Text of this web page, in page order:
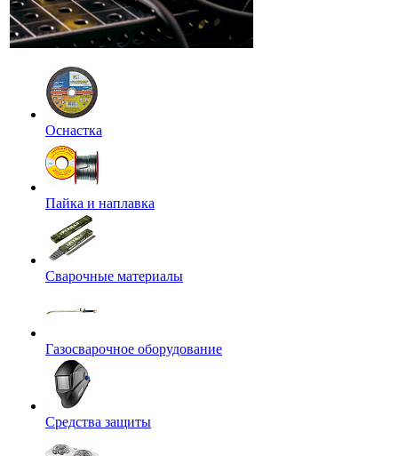
Оснастка
Пайка и наплавка
Сварочные материалы
Газосварочное оборудование
Средства защиты